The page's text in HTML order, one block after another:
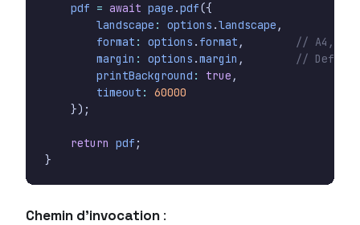
pdf = await page .pdf({
landscape : options .landscape ,
format : options . format ,
margin : options .margin ,
printBackground : true ,
timeout :
60000
});
return pdf ;
}
Chemin d’invocation :